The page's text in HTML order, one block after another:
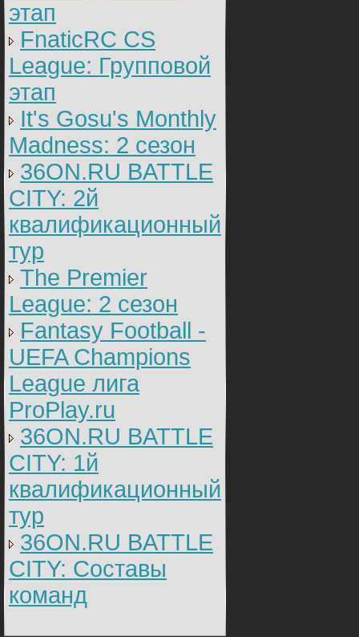
этап
FnaticRC CS
League: Групповой
этап
It's Gosu's Monthly
Madness: 2 сезон
36ON.RU BATTLE
CITY: 2й
квалификационный
тур
The Premier
League: 2 cезон
Fantasy Football -
UEFA Champions
League лига
ProPlay.ru
36ON.RU BATTLE
CITY: 1й
квалификационный
тур
36ON.RU BATTLE
CITY: Составы
команд